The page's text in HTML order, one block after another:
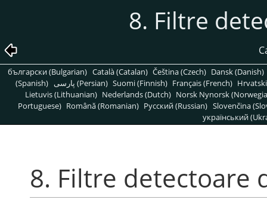
8. Filtre
български (Bulgarian) Català (Catalan) Čeština (Czech) Dansk (Danish)
(Spanish)
پارسی (Persian) Suomi (Finnish) Français (French)
Lietuvis (Lithuanian) Nederlands (Dutch) Norsk Nynorsk
Portuguese) Română (Romanian) Pусский (Russian) Slovenčina
український
8. Filtre detectoare